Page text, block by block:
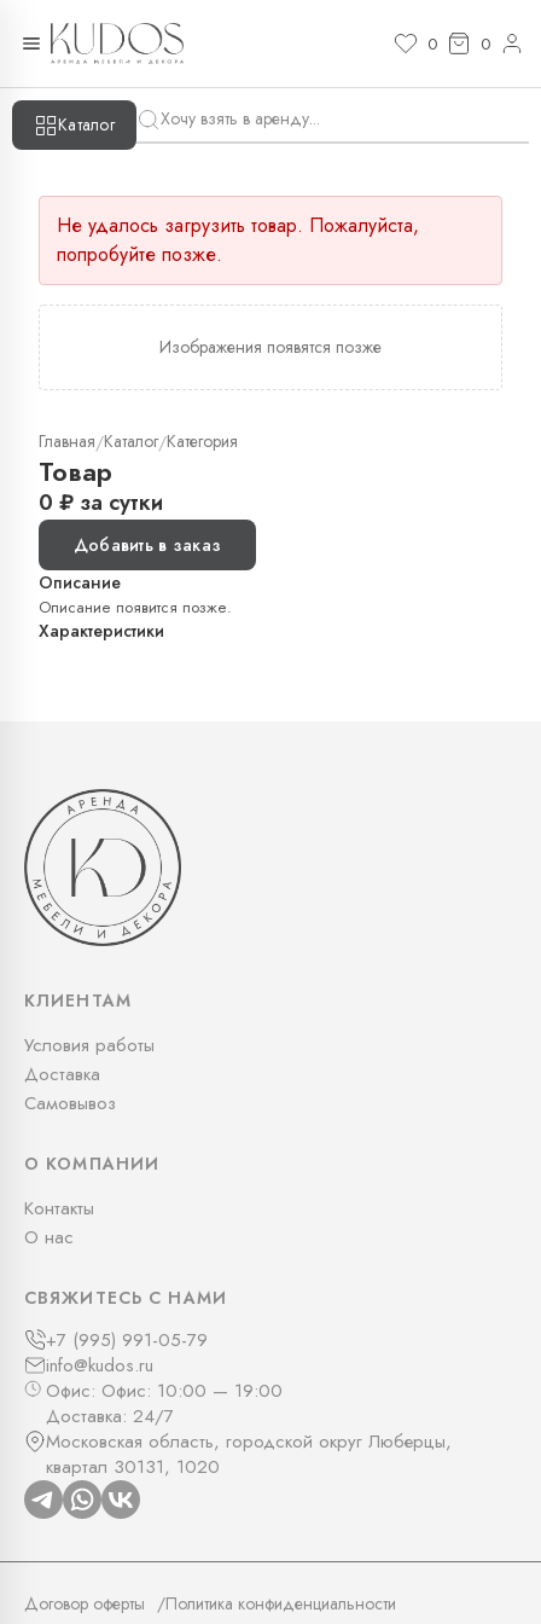
0 0
Каталог
Не удалось загрузить товар. Пожалуйста,
попробуйте позже.
Изображения появятся позже
Главная/Каталог/Категория
Товар
0 ₽ за сутки
Добавить в заказ
Описание
Описание появится позже.
Характеристики
КЛИЕНТАМ
Условия работы
Доставка
Самовывоз
О КОМПАНИИ
Контакты
О нас
СВЯЖИТЕСЬ С НАМИ
+7 (995) 991-05-79
info@kudos.ru
Офис: Офис: 10:00 — 19:00
Доставка: 24/7
Московская область, городской округ Люберцы,
квартал 30131, 1020
Договор оферты Политика конфиденциальности